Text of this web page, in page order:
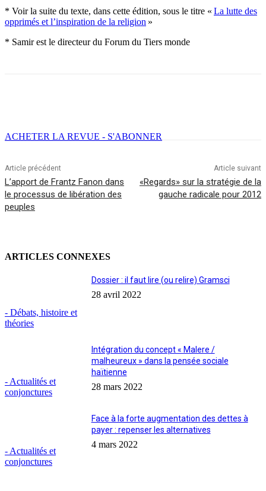
* Voir la suite du texte, dans cette édition, sous le titre « La lutte des
opprimés et l’inspiration de la religion »
* Samir est le directeur du Forum du Tiers monde
ACHETER LA REVUE - S'ABONNER
Article précédent
L’apport de Frantz Fanon dans
le processus de libération des
peuples
Article suivant
«Regards» sur la stratégie de la
gauche radicale pour 2012
ARTICLES CONNEXES
- Débats, histoire et
théories
Dossier : il faut lire (ou relire) Gramsci
28 avril 2022
- Actualités et
conjonctures
Intégration du concept « Malere /
malheureux » dans la pensée sociale
haïtienne
28 mars 2022
- Actualités et
conjonctures
Face à la forte augmentation des dettes à
payer : repenser les alternatives
4 mars 2022